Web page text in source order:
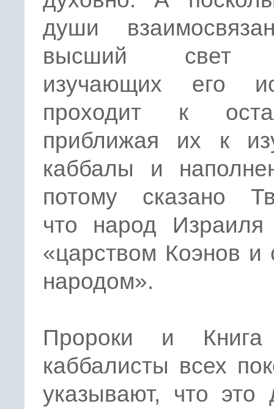
души
высший свет
изучающих его
проходит к
приближая их к
каббалы и
потому сказано
что народ Израиля
«царством Коэнов и
народом».
Пророки и
каббалисты всех
указывают, что это